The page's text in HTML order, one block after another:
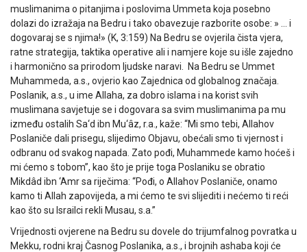
muslimanima o pitanjima i poslovima Ummeta koja posebno
dolazi do izražaja na Bedru i tako obavezuje razborite osobe: » … i
dogovaraj se s njima!» (K, 3:159) Na Bedru se ovjerila čista vjera,
ratne strategija, taktika operative ali i namjere koje su išle zajedno
i harmonično sa prirodom ljudske naravi. Na Bedru se Ummet
Muhammeda, a.s., ovjerio kao Zajednica od globalnog značaja.
Poslanik, a.s., u ime Allaha, za dobro islama i na korist svih
muslimana savjetuje se i dogovara sa svim muslimanima pa mu
između ostalih Sa‘d ibn Mu‘âz, r.a., kaže: “Mi smo tebi, Allahov
Poslaniče dali prisegu, slijedimo Objavu, obećali smo ti vjernost i
odbranu od svakog napada. Zato pođi, Muhammede kamo hoćeš i
mi ćemo s tobom”, kao što je prije toga Poslaniku se obratio
Mikdâd ibn ‘Amr sa riječima: “Pođi, o Allahov Poslaniče, onamo
kamo ti Allah zapovijeda, a mi ćemo te svi slijediti i nećemo ti reći
kao što su Israilci rekli Musau, s.a.”
Vrijednosti ovjerene na Bedru su dovele do trijumfalnog povratka u
Mekku, rodni kraj Časnog Poslanika, a.s., i brojnih ashaba koji će